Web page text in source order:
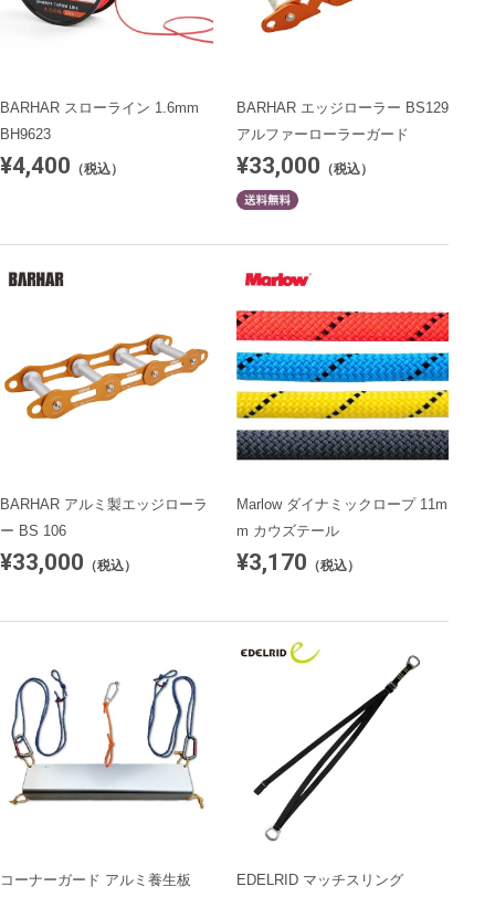
BARHAR スローライン 1.6mm
BH9623
¥4,400 （税込）
BARHAR エッジローラー BS129
アルファーローラーガード
¥33,000 （税込）
BARHAR アルミ製エッジローラ
ー BS 106
¥33,000 （税込）
Marlow ダイナミックロープ 11m
m カウズテール
¥3,170 （税込）
コーナーガード アルミ養生板 EDELRID マッチスリング